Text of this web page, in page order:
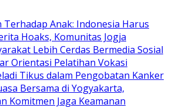
Terhadap Anak: Indonesia Harus
Hoaks, Komunitas Jogja
Lebih Cerdas Bermedia Sosial
Orientasi Pelatihan Vokasi
Tikus dalam Pengobatan Kanker
Bersama di Yogyakarta,
Komitmen Jaga Keamanan